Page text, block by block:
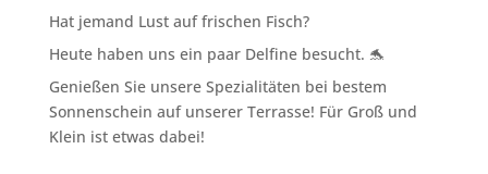
Hat jemand Lust auf frischen Fisch?
Heute haben uns ein paar Delfine besucht. 🐬
Genießen Sie unsere Spezialitäten bei bestem
Sonnenschein auf unserer Terrasse! Für Groß und
Klein ist etwas dabei!